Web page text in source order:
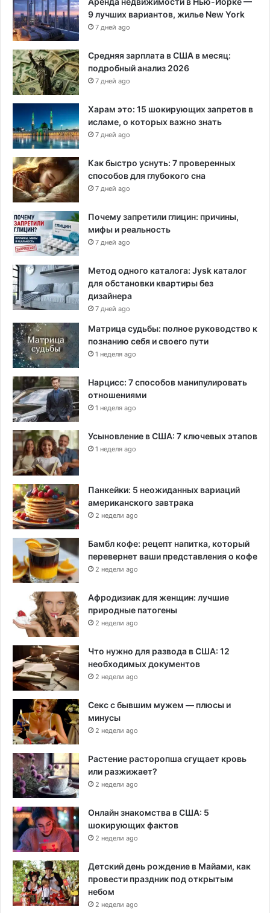
е
х
с
с
к
и
о
г
р
а
н
н
ы
н
и
в
е
р
с
и
т
е
т
9 лучших вариантов, жилье New York
7 дней ago
Средняя зарплата в США в месяц:
подробный анализ 2026
7 дней ago
Харам это: 15 шокирующих запретов в
исламе, о которых важно знать
7 дней ago
Как быстро уснуть: 7 проверенных
способов для глубокого сна
7 дней ago
Почему запретили глицин: причины,
мифы и реальность
7 дней ago
Метод одного каталога: Jysk каталог
для обстановки квартиры без
дизайнера
7 дней ago
Матрица судьбы: полное руководство к
познанию себя и своего пути
1 неделя ago
Нарцисс: 7 способов манипулировать
отношениями
1 неделя ago
Усыновление в США: 7 ключевых этапов
1 неделя ago
Панкейки: 5 неожиданных вариаций
американского завтрака
2 недели ago
Бамбл кофе: рецепт напитка, который
перевернет ваши представления о кофе
2 недели ago
Афродизиак для женщин: лучшие
природные патогены
2 недели ago
Что нужно для развода в США: 12
необходимых документов
2 недели ago
Секс с бывшим мужем — плюсы и
минусы
2 недели ago
Растение расторопша сгущает кровь
или разжижает?
2 недели ago
Онлайн знакомства в США: 5
шокирующих фактов
2 недели ago
Детский день рождение в Майами, как
провести праздник под открытым
небом
2 недели ago